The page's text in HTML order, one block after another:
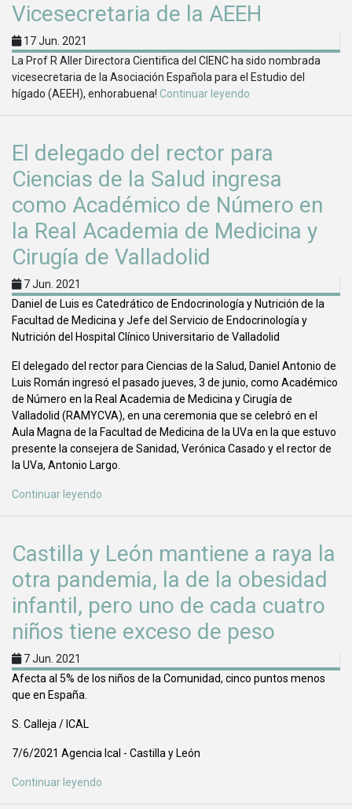
Vicesecretaria de la AEEH
17 Jun. 2021
La Prof R Aller Directora Cientifica del CIENC ha sido nombrada
vicesecretaria de la Asociación Española para el Estudio del
hígado (AEEH), enhorabuena! Continuar leyendo
El delegado del rector para
Ciencias de la Salud ingresa
como Académico de Número en
la Real Academia de Medicina y
Cirugía de Valladolid
7 Jun. 2021
Daniel de Luis es Catedrático de Endocrinología y Nutrición de la
Facultad de Medicina y Jefe del Servicio de Endocrinología y
Nutrición del Hospital Clínico Universitario de Valladolid
El delegado del rector para Ciencias de la Salud, Daniel Antonio de
Luis Román ingresó el pasado jueves, 3 de junio, como Académico
de Número en la Real Academia de Medicina y Cirugía de
Valladolid (RAMYCVA), en una ceremonia que se celebró en el
Aula Magna de la Facultad de Medicina de la UVa en la que estuvo
presente la consejera de Sanidad, Verónica Casado y el rector de
la UVa, Antonio Largo.
Continuar leyendo
Castilla y León mantiene a raya la
otra pandemia, la de la obesidad
infantil, pero uno de cada cuatro
niños tiene exceso de peso
7 Jun. 2021
Afecta al 5% de los niños de la Comunidad, cinco puntos menos
que en España.
S. Calleja / ICAL
7/6/2021 Agencia Ical - Castilla y León
Continuar leyendo